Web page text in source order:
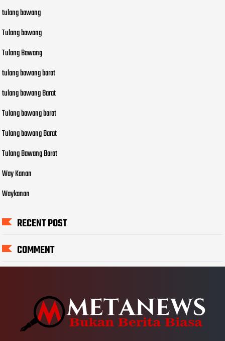
tulang bawang
Tulang bawang
Tulang Bawang
tulang bawang barat
tulang bawang Barat
Tulang bawang barat
Tulang bawang Barat
Tulang Bawang Barat
Way Kanan
Waykanan
RECENT POST
COMMENT